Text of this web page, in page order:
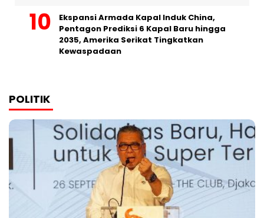
Ekspansi Armada Kapal Induk China,
Pentagon Prediksi 6 Kapal Baru hingga
2035, Amerika Serikat Tingkatkan
Kewaspadaan
POLITIK